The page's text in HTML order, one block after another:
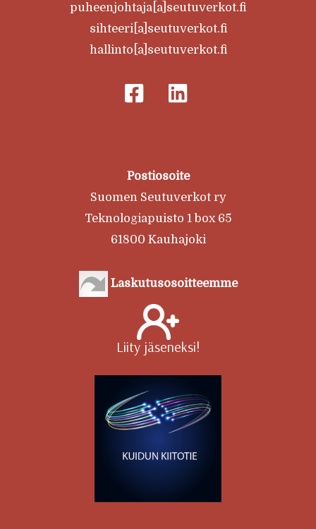
puheenjohtaja[a]seutuverkot.fi
sihteeri[a]seutuverkot.fi
hallinto[a]seutuverkot.fi
Postiosoite
Suomen Seutuverkot ry
Teknologiapuisto 1 box 65
61800 Kauhajoki
Laskutusosoitteemme
Liity jäseneksi!